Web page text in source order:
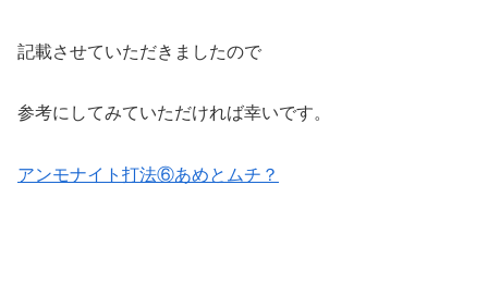
記載させていただきましたので
参考にしてみていただければ幸いです。
アンモナイト打法⑥あめとムチ？